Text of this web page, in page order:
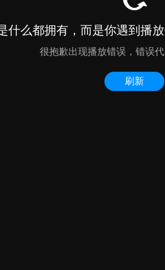
什么都拥有，而是你遇到播
很抱歉出现播放错误，错误代
刷新